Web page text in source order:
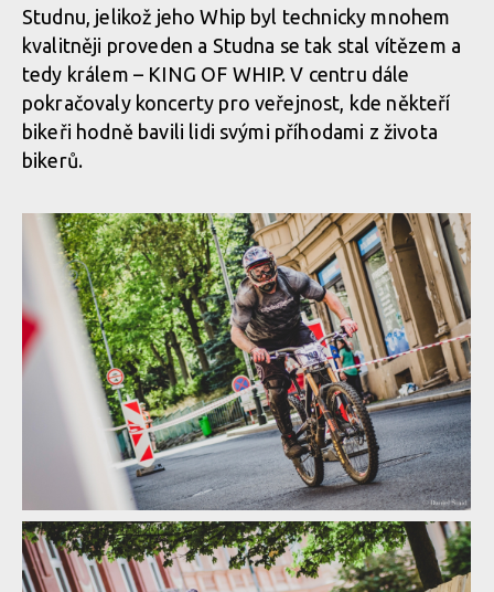
Studnu, jelikož jeho Whip byl technicky mnohem
kvalitněji proveden a Studna se tak stal vítězem a
tedy králem – KING OF WHIP. V centru dále
pokračovaly koncerty pro veřejnost, kde někteří
bikeři hodně bavili lidi svými příhodami z života
bikerů.
Report: Erik Irmisch ukořistil King of City Downhill